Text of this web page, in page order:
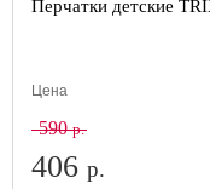
Перчатки детские
Цена
590р.
406 р.